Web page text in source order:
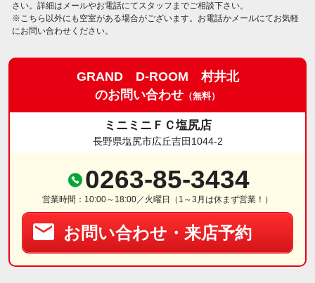
さい。詳細はメールやお電話にてスタッフまでご相談下さい。
※こちら以外にも空室がある場合がございます。お電話かメールにてお気軽
にお問い合わせください。
GRAND D-ROOM 村井北
のお問い合わせ （無料）
ミニミニＦＣ塩尻店
長野県塩尻市広丘吉田1044-2
0263-85-3434
営業時間：10:00～18:00／火曜日（1～3月は休まず営業！）
お問い合わせ・来店予約